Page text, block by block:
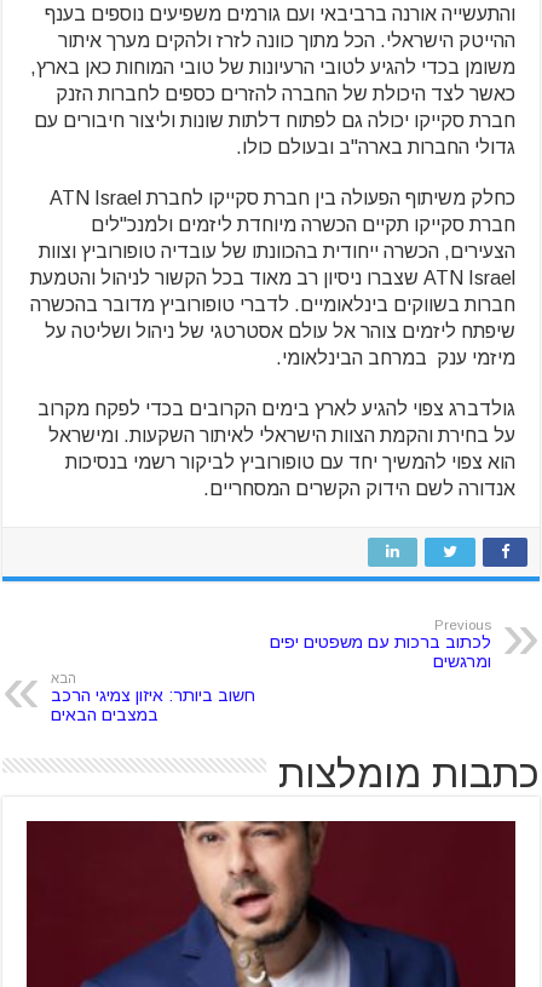
והתעשייה אורנה ברביבאי ועם גורמים משפיעים נוספים בענף
ההייטק הישראלי. הכל מתוך כוונה לזרז ולהקים מערך איתור
משומן בכדי להגיע לטובי הרעיונות של טובי המוחות כאן בארץ,
כאשר לצד היכולת של החברה להזרים כספים לחברות הזנק
חברת סקייקו יכולה גם לפתוח דלתות שונות וליצור חיבורים עם
גדולי החברות בארה"ב ובעולם כולו.
כחלק משיתוף הפעולה בין חברת סקייקו לחברת ATN Israel
חברת סקייקו תקיים הכשרה מיוחדת ליזמים ולמנכ"לים
הצעירים, הכשרה ייחודית בהכוונתו של עובדיה טופורוביץ וצוות
ATN Israel שצברו ניסיון רב מאוד בכל הקשור לניהול והטמעת
חברות בשווקים בינלאומיים. לדברי טופורוביץ מדובר בהכשרה
שיפתח ליזמים צוהר אל עולם אסטרטגי של ניהול ושליטה על
מיזמי ענק במרחב הבינלאומי.
גולדברג צפוי להגיע לארץ בימים הקרובים בכדי לפקח מקרוב
על בחירת והקמת הצוות הישראלי לאיתור השקעות. ומישראל
הוא צפוי להמשיך יחד עם טופורוביץ לביקור רשמי בנסיכות
אנדורה לשם הידוק הקשרים המסחריים.
Previous
לכתוב ברכות עם משפטים יפים
ומרגשים
הבא
חשוב ביותר: איזון צמיגי הרכב
במצבים הבאים
כתבות מומלצות